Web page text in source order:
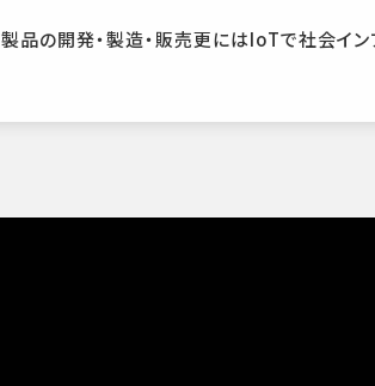
品の開発・製造・販売更にはIoTで社会イ